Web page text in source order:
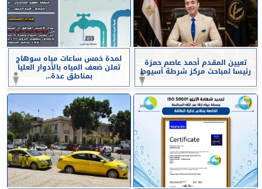
تعيين المقدم أحمد عاصم حمزة
رئيسا لمباحث مركز شرطة أسيوط
لمدة خمس ساعات مياه سوهاج
تعلن ضعف المياه بالأدوار العليا
بمناطق عدة...